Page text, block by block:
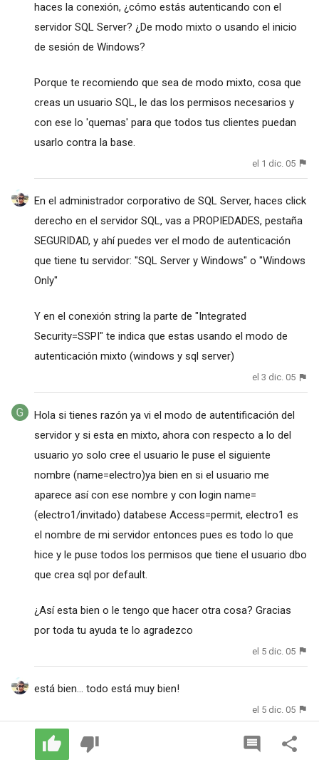
haces la conexión, ¿cómo estás autenticando con el
servidor SQL Server? ¿De modo mixto o usando el inicio
de sesión de Windows?
Porque te recomiendo que sea de modo mixto, cosa que
creas un usuario SQL, le das los permisos necesarios y
con ese lo 'quemas' para que todos tus clientes puedan
usarlo contra la base.
el 1 dic. 05
En el administrador corporativo de SQL Server, haces click
derecho en el servidor SQL, vas a PROPIEDADES, pestaña
SEGURIDAD, y ahí puedes ver el modo de autenticación
que tiene tu servidor: "SQL Server y Windows" o "Windows
Only"
Y en el conexión string la parte de "Integrated
Security=SSPI" te indica que estas usando el modo de
autenticación mixto (windows y sql server)
el 3 dic. 05
Hola si tienes razón ya vi el modo de autentificación del
servidor y si esta en mixto, ahora con respecto a lo del
usuario yo solo cree el usuario le puse el siguiente
nombre (name=electro)ya bien en si el usuario me
aparece así con ese nombre y con login name=
(electro1/invitado) databese Access=permit, electro1 es
el nombre de mi servidor entonces pues es todo lo que
hice y le puse todos los permisos que tiene el usuario dbo
que crea sql por default.
¿Así esta bien o le tengo que hacer otra cosa? Gracias
por toda tu ayuda te lo agradezco
el 5 dic. 05
está bien... todo está muy bien!
el 5 dic. 05